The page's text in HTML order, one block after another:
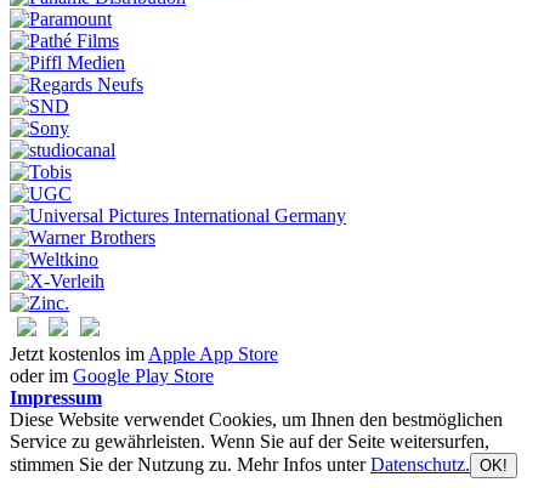
Jetzt kostenlos im Apple App Store
oder im Google Play Store
Impressum
Diese Website verwendet Cookies, um Ihnen den bestmöglichen
Service zu gewährleisten. Wenn Sie auf der Seite weitersurfen,
stimmen Sie der Nutzung zu. Mehr Infos unterDatenschutz. OK!